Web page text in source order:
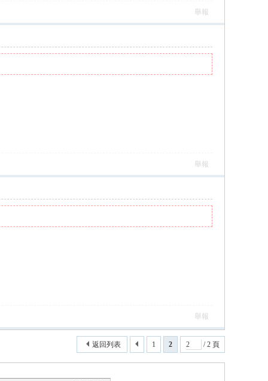
舉報
舉報
舉報
1 2 / 2 頁
返回列表